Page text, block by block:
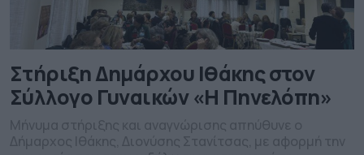
Στήριξη Δημάρχου Ιθάκης στον
Σύλλογο Γυναικών «Η Πηνελόπη»